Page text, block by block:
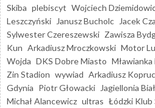
Skiba plebiscyt Wojciech
Leszczyński
Janusz Bucholc Jacek
Sylwester Czereszewski Zawisza
Kun Arkadiusz Mroczkowski Motor
Wojda DKS Dobre Miasto Mławianka
Zin Stadion wywiad Arkadiusz
Gdynia Piotr Głowacki Jagiellonia
Michał Alancewicz ultras Łódzki